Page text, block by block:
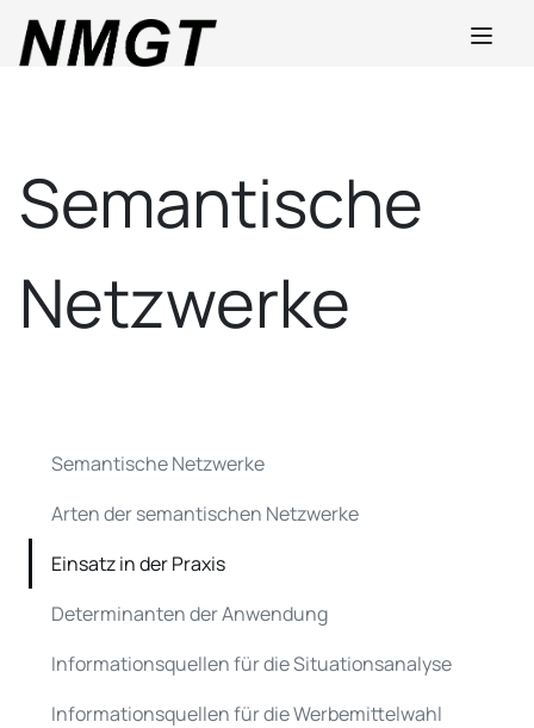
Semantische
Netzwerke
Semantische Netzwerke
Arten der semantischen Netzwerke
Einsatz in der Praxis
Determinanten der Anwendung
Informationsquellen für die Situationsanalyse
Informationsquellen für die Werbemittelwahl